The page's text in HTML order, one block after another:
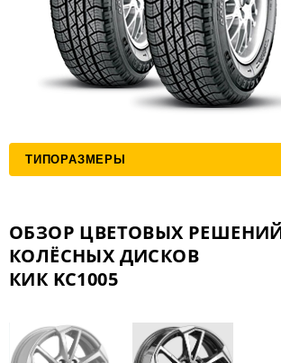
ОБЗОР ЦВЕТОВЫХ
КОЛЁСНЫХ ДИСКОВ
КИК KC1005